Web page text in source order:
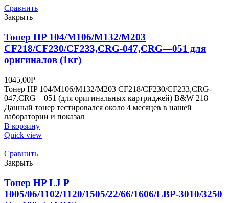
Сравнить
Закрыть
Тонер HP 104/M106/M132/M203
CF218/CF230/CF233,CRG-047,CRG—051 для
оригиналов (1кг)
1045,00Р
Тонер HP 104/M106/M132/M203 CF218/CF230/CF233,CRG-
047,CRG—051 (для оригинальных картриджей) B&W 218
Данный тонер тестировался около 4 месяцев в нашей
лаборатории и показал
В корзину
Quick view
Сравнить
Закрыть
Тонер HP LJ P
1005/06/1102/1120/1505/22/66/1606/LBP-3010/3250